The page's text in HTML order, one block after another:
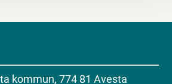
kommun, 774 81 Avesta